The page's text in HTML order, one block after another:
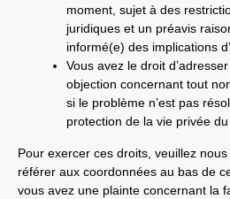
moment, sujet à des
juridiques et un préavis
informé(e) des implications
Vous avez le droit
objection concernant tout
si le problème n’est pas
protection de la vie privée
Pour exercer ces droits, veuillez
référer aux coordonnées au bas de
vous avez une plainte concernant la